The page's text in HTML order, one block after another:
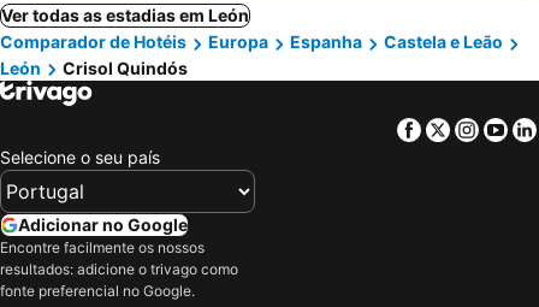
Ver todas as estadias em León
Comparador de Hotéis
Europa Espanha
Castela e Leão
León
Crisol Quindós
Facebook
Twitter
Selecione o seu país
Adicionar no Google
Encontre facilmente os nossos
resultados: adicione o trivago como
fonte preferencial no Google.